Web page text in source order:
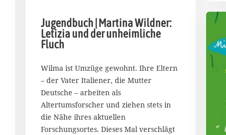
u
g
t
2
0
2
6
Jugendbuch | Martina Wildner:
Letizia und der unheimliche
Fluch
Wilma ist Umzüge gewohnt. Ihre Eltern
– der Vater Italiener, die Mutter
Deutsche – arbeiten als
Altertumsforscher und ziehen stets in
die Nähe ihres aktuellen
Forschungsortes. Dieses Mal verschlägt